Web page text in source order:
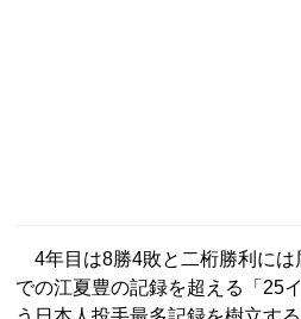
4年目は8勝4敗と二桁勝利には
での江夏豊の記録を超える「25